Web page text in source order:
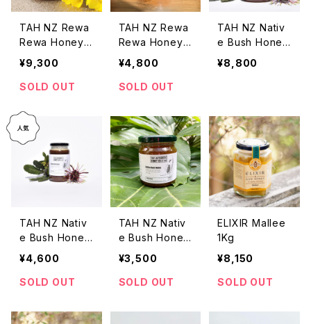
TAH NZ Rewa
Rewa Honey
NZ産レワレワ
ハニー 1Kg
¥9,300
SOLD OUT
TAH NZ Rewa
Rewa Honey
NZ産レワレワ
ハニー 500g
¥4,800
SOLD OUT
TAH NZ Nativ
e Bush Honey
NZ産ネイティ
ブハニー 1Kg
¥8,800
TAH NZ Nativ
e Bush Honey
NZ産ネイティ
ブハニー 500g
¥4,600
SOLD OUT
TAH NZ Nativ
e Bush Honey
NZ産ネイティ
ブハニー 250g
¥3,500
SOLD OUT
ELIXIR Mallee
1Kg
¥8,150
SOLD OUT